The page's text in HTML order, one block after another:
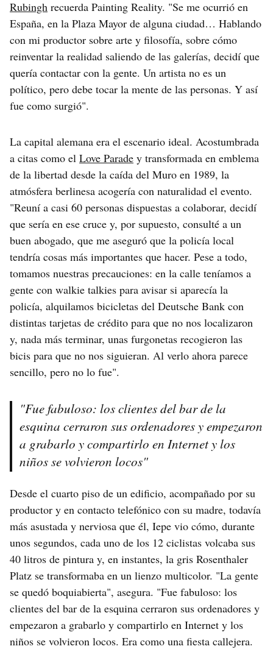
Rubingh recuerda Painting Reality. "Se me ocurrió en
España, en la Plaza Mayor de alguna ciudad… Hablando
con mi productor sobre arte y filosofía, sobre cómo
reinventar la realidad saliendo de las galerías, decidí que
quería contactar con la gente. Un artista no es un
político, pero debe tocar la mente de las personas. Y así
fue como surgió".
La capital alemana era el escenario ideal. Acostumbrada
a citas como el Love Parade y transformada en emblema
de la libertad desde la caída del Muro en 1989, la
atmósfera berlinesa acogería con naturalidad el evento.
"Reuní a casi 60 personas dispuestas a colaborar, decidí
que sería en ese cruce y, por supuesto, consulté a un
buen abogado, que me aseguró que la policía local
tendría cosas más importantes que hacer. Pese a todo,
tomamos nuestras precauciones: en la calle teníamos a
gente con walkie talkies para avisar si aparecía la
policía, alquilamos bicicletas del Deutsche Bank con
distintas tarjetas de crédito para que no nos localizaron
y, nada más terminar, unas furgonetas recogieron las
bicis para que no nos siguieran. Al verlo ahora parece
sencillo, pero no lo fue".
"Fue fabuloso: los clientes del bar de la
esquina cerraron sus ordenadores y empezaron
a grabarlo y compartirlo en Internet y los
niños se volvieron locos"
Desde el cuarto piso de un edificio, acompañado por su
productor y en contacto telefónico con su madre, todavía
más asustada y nerviosa que él, Iepe vio cómo, durante
unos segundos, cada uno de los 12 ciclistas volcaba sus
40 litros de pintura y, en instantes, la gris Rosenthaler
Platz se transformaba en un lienzo multicolor. "La gente
se quedó boquiabierta", asegura. "Fue fabuloso: los
clientes del bar de la esquina cerraron sus ordenadores y
empezaron a grabarlo y compartirlo en Internet y los
niños se volvieron locos. Era como una fiesta callejera.